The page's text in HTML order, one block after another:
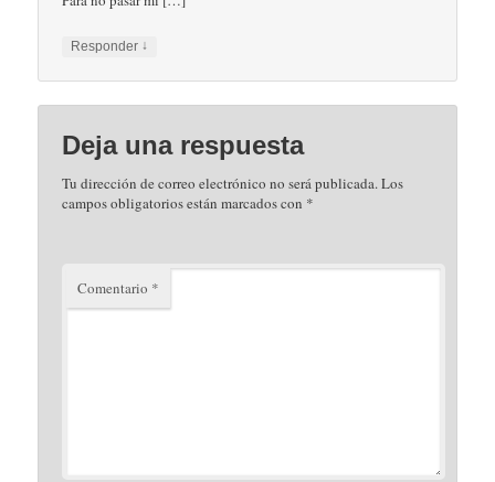
Responder ↓
Deja una respuesta
Tu dirección de correo electrónico no será publicada.Los
campos obligatorios están marcados con *
Comentario *